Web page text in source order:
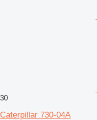
30
Caterpillar 730-04A